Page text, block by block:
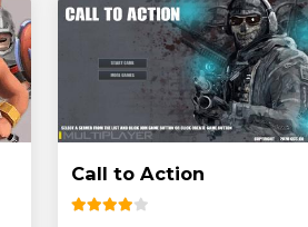
Call to Action